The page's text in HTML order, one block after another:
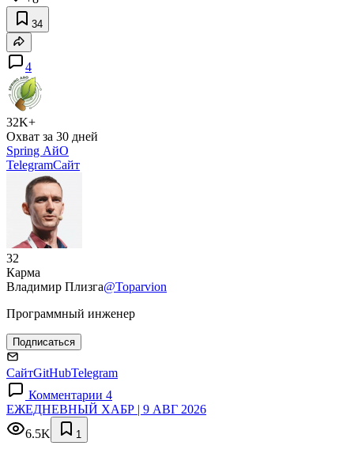
34
4
32K+
Охват за 30 дней
Spring АйО
TelegramСайт
32
Карма
Владимир Плизга@Toparvion
Программный инженер
Подписаться
СайтGitHubTelegram
Комментарии 4
ЕЖЕДНЕВНЫЙ ХАБР | 9 АВГ 2026
6.5K
1